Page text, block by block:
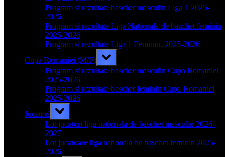
Program si rezultate baschet masculin Liga 1 2025-
2026
Program si rezultate Liga Nationala de baschet feminin
2025-2026
Program si rezultate Liga 1 Feminin, 2025-2026
Cupa Romaniei (M/F)
Toggle
sub-
menu
Program si rezultate baschet masculin Cupa Romaniei
2025-2026
Program si rezultate baschet feminin Cupa Romaniei
2025-2026
Jucatori
Toggle
sub-
menu
Lot jucatori liga nationala de baschet masculin 2026-
2027
Lot jucatoare liga nationala de baschet feminin 2025-
2026